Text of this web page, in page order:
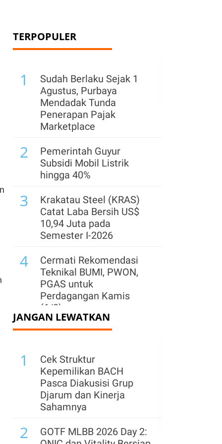
TERPOPULER
1
Sudah Berlaku Sejak 1
Agustus, Purbaya
Mendadak Tunda
Penerapan Pajak
Marketplace
2
Pemerintah Guyur
Subsidi Mobil Listrik
hingga 40%
3
Krakatau Steel (KRAS)
Catat Laba Bersih US$
10,94 Juta pada
Semester I-2026
4
Cermati Rekomendasi
Teknikal BUMI, PWON,
PGAS untuk
Perdagangan Kamis
(6/8)
5
IHSG Berpeluang Lanjut
PDB dan Rekomendasi
Saham Hari Ini
IHSG Berpeluang
Menguat pada Kamis
(6/8), Ini Kata Analis
Daftar Saham PER
JANGAN LEWATKAN
1
Cek Struktur
Kepemilikan BACH
Pasca Diakusisi Grup
Djarum dan Kinerja
Sahamnya
2
GOTF MLBB 2026 Day 2: